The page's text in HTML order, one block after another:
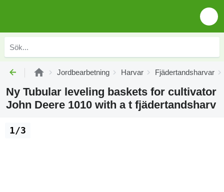
Jordbearbetning Harvar Fjädertandsharvar
Ny Tubular leveling baskets for cultivator
John Deere 1010 with a t fjädertandsharv
1/3